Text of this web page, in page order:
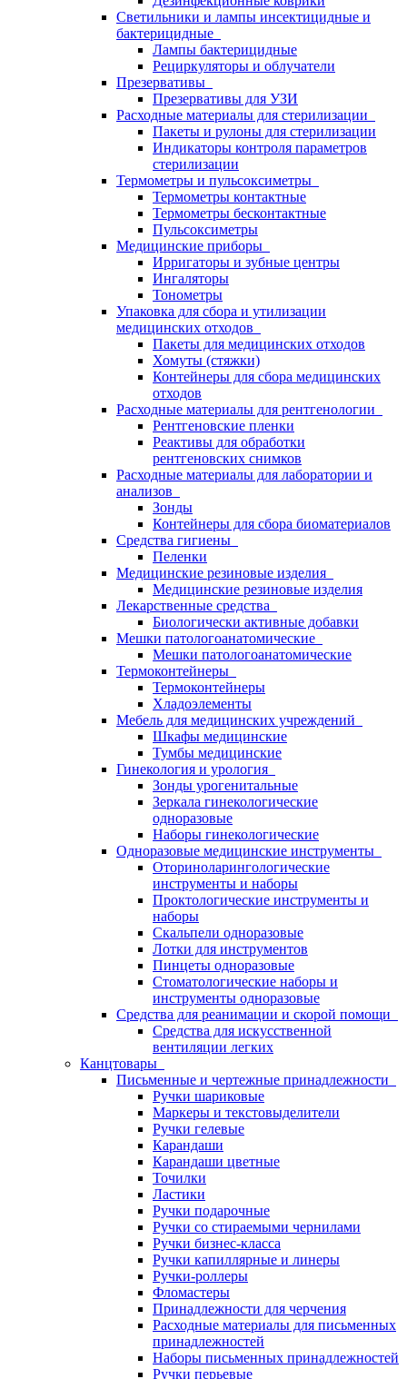
Светильники и лампы инсектицидные и
бактерицидные
Лампы бактерицидные
Рециркуляторы и облучатели
Презервативы
Презервативы для УЗИ
Расходные материалы для стерилизации
Пакеты и рулоны для стерилизации
Индикаторы контроля параметров
стерилизации
Термометры и пульсоксиметры
Термометры контактные
Термометры бесконтактные
Пульсоксиметры
Медицинские приборы
Ирригаторы и зубные центры
Ингаляторы
Тонометры
Упаковка для сбора и утилизации
медицинских отходов
Пакеты для медицинских отходов
Хомуты (стяжки)
Контейнеры для сбора медицинских
отходов
Расходные материалы для рентгенологии
Рентгеновские пленки
Реактивы для обработки
рентгеновских снимков
Расходные материалы для лаборатории и
анализов
Зонды
Контейнеры для сбора биоматериалов
Средства гигиены
Пеленки
Медицинские резиновые изделия
Медицинские резиновые изделия
Лекарственные средства
Биологически активные добавки
Мешки патологоанатомические
Мешки патологоанатомические
Термоконтейнеры
Термоконтейнеры
Хладоэлементы
Мебель для медицинских учреждений
Шкафы медицинские
Тумбы медицинские
Гинекология и урология
Зонды урогенитальные
Зеркала гинекологические
одноразовые
Наборы гинекологические
Одноразовые медицинские инструменты
Оториноларингологические
инструменты и наборы
Проктологические инструменты и
наборы
Скальпели одноразовые
Лотки для инструментов
Пинцеты одноразовые
Стоматологические наборы и
инструменты одноразовые
Средства для реанимации и скорой помощи
Средства для искусственной
вентиляции легких
Канцтовары
Письменные и чертежные принадлежности
Ручки шариковые
Маркеры и текстовыделители
Ручки гелевые
Карандаши
Карандаши цветные
Точилки
Ластики
Ручки подарочные
Ручки со стираемыми чернилами
Ручки бизнес-класса
Ручки капиллярные и линеры
Ручки-роллеры
Фломастеры
Принадлежности для черчения
Расходные материалы для письменных
принадлежностей
Наборы письменных принадлежностей
Ручки перьевые